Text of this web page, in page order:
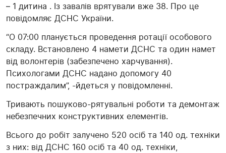
– 1 дитина . Із завалів врятували вже 38. Про це
повідомляє ДСНС України.
“О 07:00 планується проведення ротації особового
складу. Встановлено 4 намети ДСНС та один намет
від волонтерів (забезпечено харчування).
Психологами ДСНС надано допомогу 40
постраждалим”, -йдеться у повідомленні.
Тривають пошуково-рятувальні роботи та демонтаж
небезпечних конструктивних елементів.
Всього до робіт залучено 520 осіб та 140 од. техніки
з них: від ДСНС 160 осіб та 40 од. техніки,